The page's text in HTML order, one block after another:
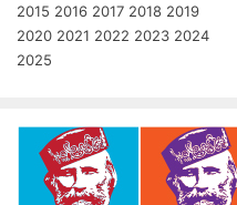
2015 2016 2017 2018 2019
2020 2021 2022 2023 2024
2025